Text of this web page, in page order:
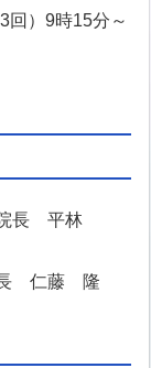
回）9時15分～
院長 平林
仁藤 隆